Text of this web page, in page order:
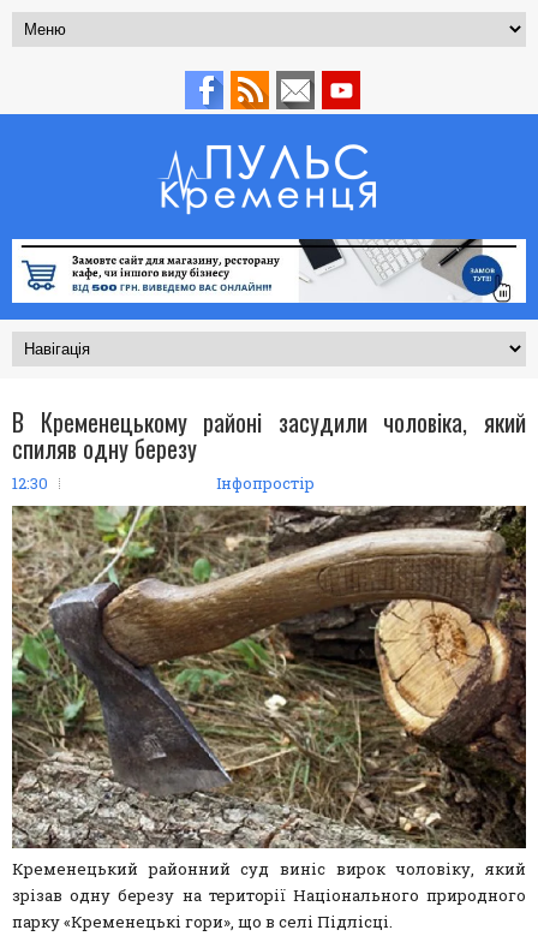
В Кременецькому районі засудили чоловіка, який
спиляв одну березу
12:30 Інфопростір
Кременецький районний суд виніс вирок чоловіку, який
зрізав одну березу на території Національного природного
парку «Кременецькі гори», що в селі Підлісці.